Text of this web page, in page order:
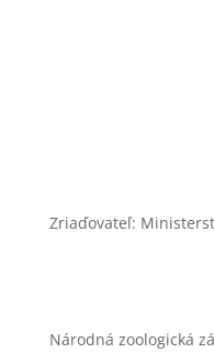
Zriaďovateľ:
Národná zoologická